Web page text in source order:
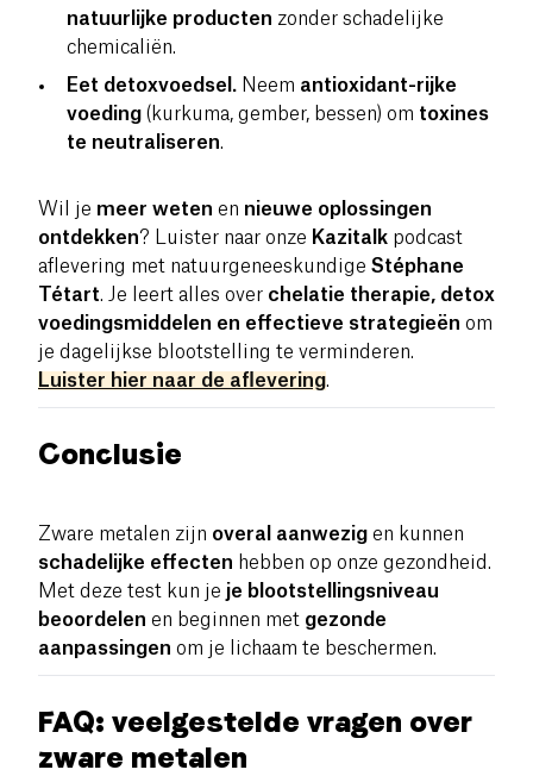
natuurlijke producten zonder schadelijke
chemicaliën.
Eet detoxvoedsel. Neem antioxidant-rijke
voeding (kurkuma, gember, bessen) om toxines
te neutraliseren.
Wil je meer weten en nieuwe oplossingen
ontdekken? Luister naar onze Kazitalk podcast
aflevering met natuurgeneeskundige Stéphane
Tétart. Je leert alles over chelatie therapie, detox
voedingsmiddelen en effectieve strategieën om
je dagelijkse blootstelling te verminderen.
Luister hier naar de aflevering.
Conclusie
Zware metalen zijn overal aanwezig en kunnen
schadelijke effecten hebben op onze gezondheid.
Met deze test kun je je blootstellingsniveau
beoordelen en beginnen met gezonde
aanpassingen om je lichaam te beschermen.
FAQ: veelgestelde vragen over
zware metalen